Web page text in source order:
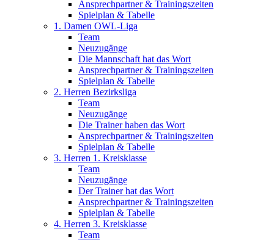
Ansprechpartner & Trainingszeiten
Spielplan & Tabelle
1. Damen OWL-Liga
Team
Neuzugänge
Die Mannschaft hat das Wort
Ansprechpartner & Trainingszeiten
Spielplan & Tabelle
2. Herren Bezirksliga
Team
Neuzugänge
Die Trainer haben das Wort
Ansprechpartner & Trainingszeiten
Spielplan & Tabelle
3. Herren 1. Kreisklasse
Team
Neuzugänge
Der Trainer hat das Wort
Ansprechpartner & Trainingszeiten
Spielplan & Tabelle
4. Herren 3. Kreisklasse
Team